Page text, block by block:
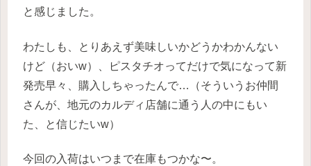
と感じました。
わたしも、とりあえず美味しいかどうかわかんない
けど（おいw）、ピスタチオってだけで気になって新
発売早々、購入しちゃったんで…（そういうお仲間
さんが、地元のカルディ店舗に通う人の中にもい
た、と信じたいw）
今回の入荷はいつまで在庫もつかな〜。